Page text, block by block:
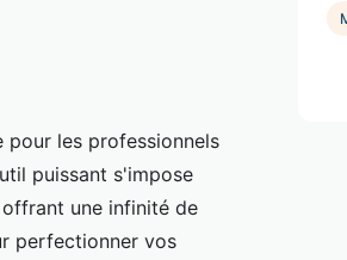
pour les professionnels
puissant s'impose
une infinité de
perfectionner vos